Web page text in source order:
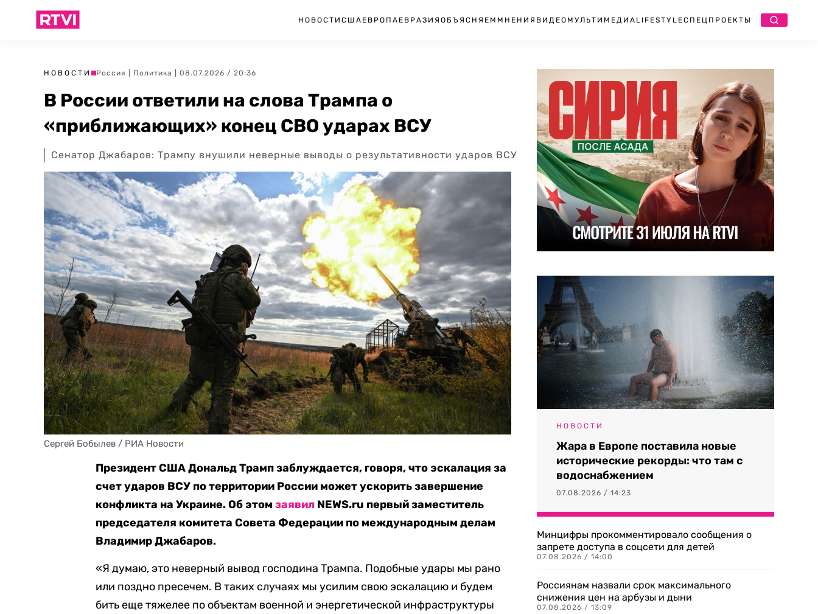
НОВОСТИ США ЕВРОПА ЕВРАЗИЯ ОБЪЯСНЯЕМ МНЕНИЯ ВИДЕО МУЛЬТИМЕДИА LIFESTYLEСПЕЦПРОЕКТЫ
НОВОСТИ Россия Политика | 08.07.2026 / 20:36
В России ответили на слова Трампа о
«приближающих» конец СВО ударах ВСУ
Сенатор Джабаров: Трампу внушили неверные выводы о результативности ударов ВСУ
Сергей Бобылев / РИА Новости
Президент США Дональд Трамп заблуждается, говоря, что эскалация за
счет ударов ВСУ по территории России может ускорить завершение
конфликта на Украине. Об этомзаявил NEWS.ru первый заместитель
председателя комитета Совета Федерации по международным делам
Владимир Джабаров.
«Я думаю, это неверный вывод господина Трампа. Подобные удары мы рано
или поздно пресечем. В таких случаях мы усилим свою эскалацию и будем
бить еще тяжелее по объектам военной и энергетической инфраструктуры
НОВОСТИ
Жара в Европе поставила новые
исторические рекорды: что там с
водоснабжением
07.08.2026 / 14:23
Минцифры прокомментировало сообщения о
запрете доступа в соцсети для детей
07.08.2026 / 14:00
Россиянам назвали срок максимального
снижения цен на арбузы и дыни
07.08.2026 / 13:09